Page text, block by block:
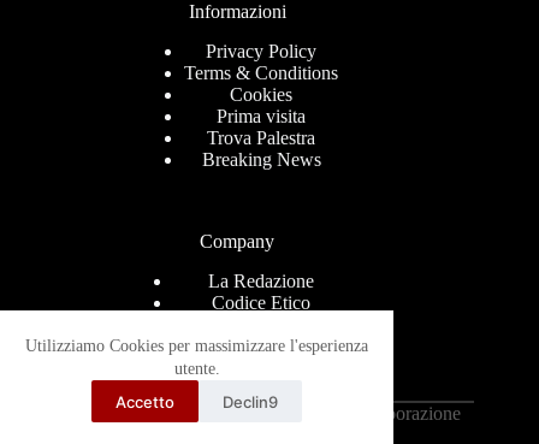
Utilizziamo Cookies per massimizzare l'esperienza
utente.
Accetto Declin9
Informazioni
Privacy Policy
Terms & Conditions
Cookies
Prima visita
Trova Palestra
Breaking News
Company
La Redazione
Codice Etico
Help Center
Ricevi le news via mail
Copyright © 2026 - Grappling-Italia.com in collaborazione